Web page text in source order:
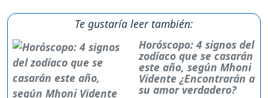
Te gustaría leer también:
Horóscopo: 4 signos del
zodíaco que se casarán
este año, según Mhoni
Vidente ¿Encontrarán a
su amor verdadero?